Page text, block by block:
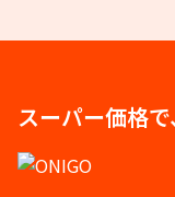
スーパー価格